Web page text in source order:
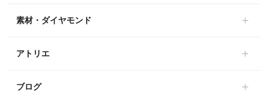
素材・ダイヤモンド
アトリエ
ブログ